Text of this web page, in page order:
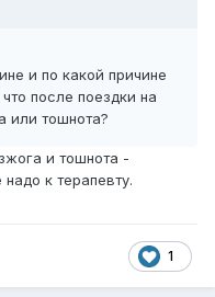
и по какой причине
после поездки на
или тошнота?
и тошнота -
к терапевту.
1